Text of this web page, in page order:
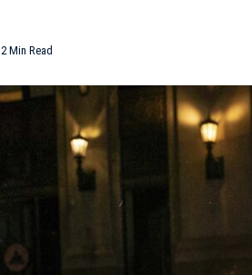
2 Min Read